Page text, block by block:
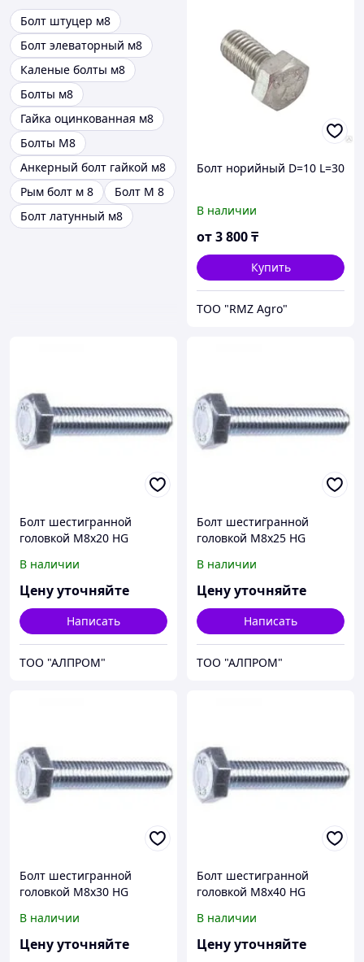
Болт штуцер м8
Болт элеваторный м8
Каленые болты м8
Болты м8
Гайка оцинкованная м8
Болты M8
Анкерный болт гайкой м8
Рым болт м 8
Болт М 8
Болт латунный м8
Болт норийный D=10 L=30
В наличии
от3 800₸
Купить
ТОО "RMZ Agro"
Болт шестигранной
головкой М8х20 HG
В наличии
Цену уточняйте
Написать
ТОО "АЛПРОМ"
Болт шестигранной
головкой М8х25 HG
В наличии
Цену уточняйте
Написать
ТОО "АЛПРОМ"
Болт шестигранной
головкой М8х30 HG
В наличии
Цену уточняйте
Болт шестигранной
головкой М8х40 HG
В наличии
Цену уточняйте